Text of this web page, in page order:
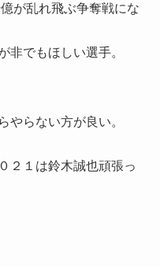
が乱れ飛ぶ争奪戦にな
非でもほしい選手。
やらない方が良い。
２１は鈴木誠也頑張っ